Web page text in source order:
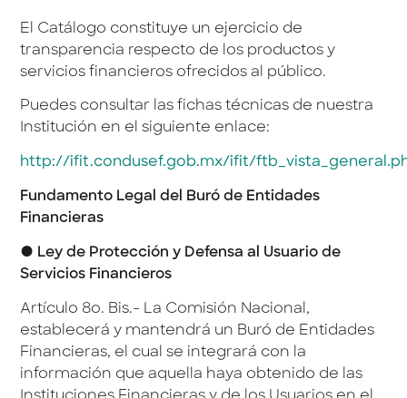
El Catálogo constituye un ejercicio de
transparencia respecto de los productos y
servicios financieros ofrecidos al público.
Puedes consultar las fichas técnicas de nuestra
Institución en el siguiente enlace:
http://ifit.condusef.gob.mx/ifit/
Fundamento Legal del Buró de Entidades
Financieras
● Ley de Protección y Defensa al Usuario de
Servicios Financieros
Artículo 8o. Bis.- La Comisión Nacional,
establecerá y mantendrá un Buró de Entidades
Financieras, el cual se integrará con la
información que aquella haya obtenido de las